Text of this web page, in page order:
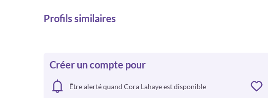
Profils similaires
Créer un compte pour
Être alerté quand Cora Lahaye est disponible